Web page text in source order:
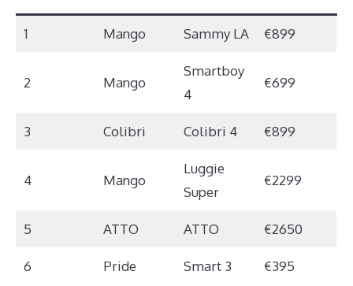
1 Mango Sammy LA €899
2 Mango
Smartboy
4
€699
3 Colibri Colibri 4 €899
4 Mango
Luggie
Super
€2299
5 ATTO ATTO €2650
6 Pride Smart 3 €395